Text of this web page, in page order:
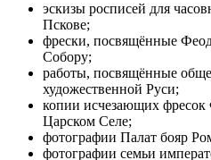
эскизы росписей для
Пскове;
фрески, посвящённые
Собору;
работы, посвящённые
художественной Руси;
копии исчезающих фресок
Царском Селе;
фотографии Палат бояр
фотографии семьи